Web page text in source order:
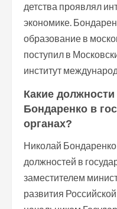
детства проявлял
экономике.
образование в
поступил в
институт
Какие
Бондаренко в
органах?
Николай
должностей в
заместителем
развития